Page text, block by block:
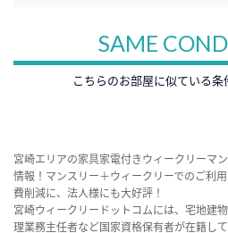
SAME
こちらのお部屋に似ている
宮崎エリアの家具家電付きウィークリーマ
情報！マンスリー＋ウィークリーでのご利
費削減に、法人様にも大好評！
宮崎ウィークリードットコムには、宅地建
理業務主任者など国家資格保有者が在籍し